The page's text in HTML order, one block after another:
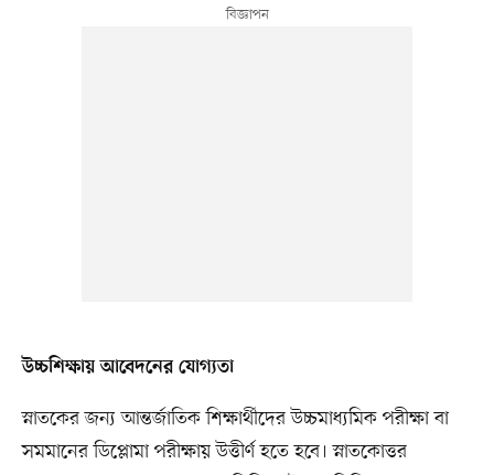
উচ্চশিক্ষায় আবেদনের যোগ্যতা
স্নাতকের জন্য আন্তর্জাতিক শিক্ষার্থীদের উচ্চমাধ্যমিক পরীক্ষা বা
সমমানের ডিপ্লোমা পরীক্ষায় উত্তীর্ণ হতে হবে। স্নাতকোত্তর